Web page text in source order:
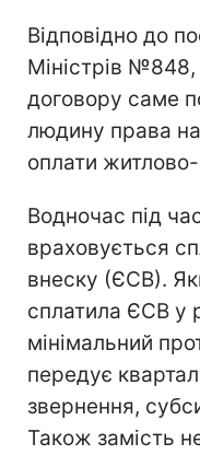
Відповідно до
Міністрів
договору саме
людину права
оплати
Водночас під
враховується
внеску (ЄСВ).
сплатила ЄСВ у
мінімальний
передує
звернення,
Також замість